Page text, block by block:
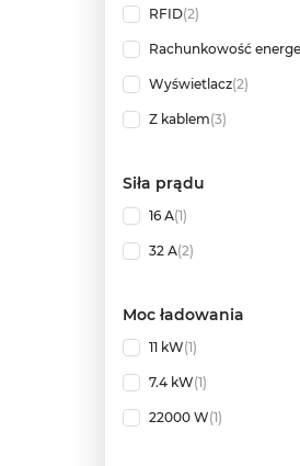
RFID(2)
Rachunkowość
Wyświetlacz(2)
Z kablem(3)
Siła prądu
16 А(1)
32 А(2)
Moc ładowania
11 kW(1)
7.4 kW(1)
22000 W(1)